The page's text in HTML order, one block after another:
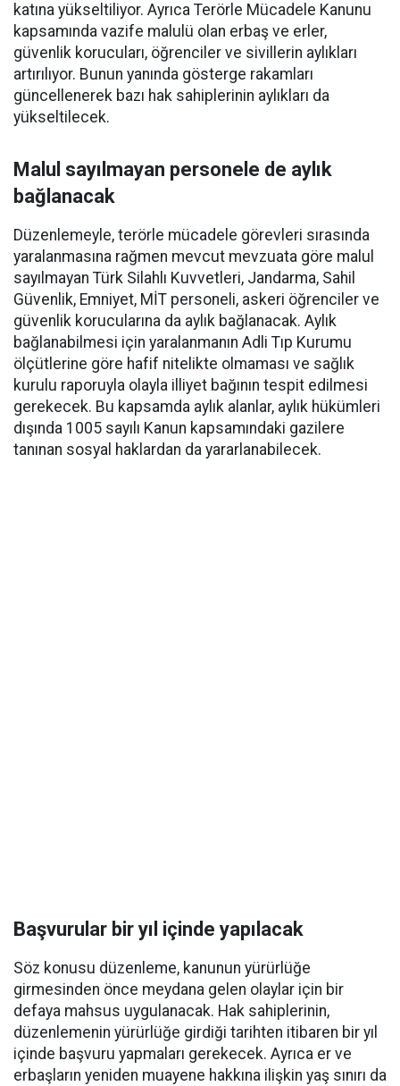
katına yükseltiliyor. Ayrıca Terörle Mücadele Kanunu
kapsamında vazife malulü olan erbaş ve erler,
güvenlik korucuları, öğrenciler ve sivillerin aylıkları
artırılıyor. Bunun yanında gösterge rakamları
güncellenerek bazı hak sahiplerinin aylıkları da
yükseltilecek.
Malul sayılmayan personele de aylık
bağlanacak
Düzenlemeyle, terörle mücadele görevleri sırasında
yaralanmasına rağmen mevcut mevzuata göre malul
sayılmayan Türk Silahlı Kuvvetleri, Jandarma, Sahil
Güvenlik, Emniyet, MİT personeli, askeri öğrenciler ve
güvenlik korucularına da aylık bağlanacak. Aylık
bağlanabilmesi için yaralanmanın Adli Tıp Kurumu
ölçütlerine göre hafif nitelikte olmaması ve sağlık
kurulu raporuyla olayla illiyet bağının tespit edilmesi
gerekecek. Bu kapsamda aylık alanlar, aylık hükümleri
dışında 1005 sayılı Kanun kapsamındaki gazilere
tanınan sosyal haklardan da yararlanabilecek.
Başvurular bir yıl içinde yapılacak
Söz konusu düzenleme, kanunun yürürlüğe
girmesinden önce meydana gelen olaylar için bir
defaya mahsus uygulanacak. Hak sahiplerinin,
düzenlemenin yürürlüğe girdiği tarihten itibaren bir yıl
içinde başvuru yapmaları gerekecek. Ayrıca er ve
erbaşların yeniden muayene hakkına ilişkin yaş sınırı da